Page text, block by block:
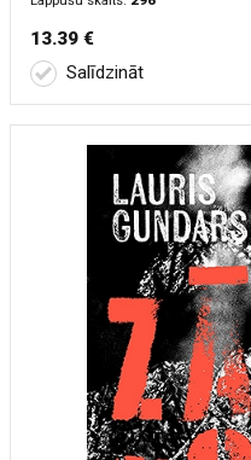
13.39 €
Salīdzināt